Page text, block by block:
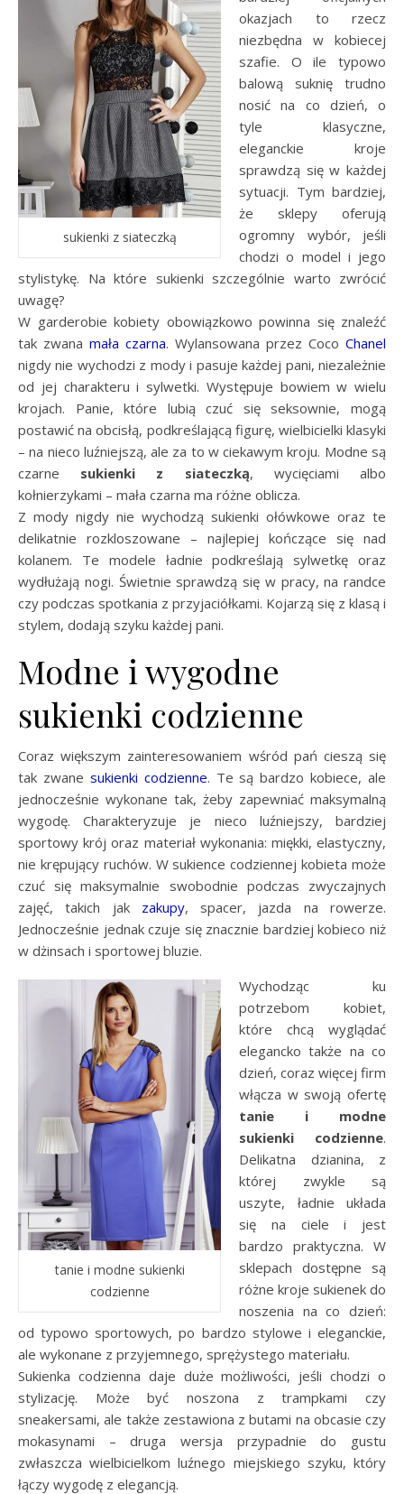
sukienki z siateczką
okazjach to rzecz
niezbędna w kobiecej
szafie. O ile typowo
balową suknię trudno
nosić na co dzień, o
tyle klasyczne,
eleganckie kroje
sprawdzą się w każdej
sytuacji. Tym bardziej,
że sklepy oferują
ogromny wybór, jeśli
chodzi o model i jego
stylistykę. Na które sukienki szczególnie warto zwrócić
uwagę?
W garderobie kobiety obowiązkowo powinna się znaleźć
tak zwana mała czarna. Wylansowana przez Coco Chanel
nigdy nie wychodzi z mody i pasuje każdej pani, niezależnie
od jej charakteru i sylwetki. Występuje bowiem w wielu
krojach. Panie, które lubią czuć się seksownie, mogą
postawić na obcisłą, podkreślającą figurę, wielbicielki klasyki
– na nieco luźniejszą, ale za to w ciekawym kroju. Modne są
czarne sukienki z siateczką, wycięciami albo
kołnierzykami – mała czarna ma różne oblicza.
Z mody nigdy nie wychodzą sukienki ołówkowe oraz te
delikatnie rozkloszowane – najlepiej kończące się nad
kolanem. Te modele ładnie podkreślają sylwetkę oraz
wydłużają nogi. Świetnie sprawdzą się w pracy, na randce
czy podczas spotkania z przyjaciółkami. Kojarzą się z klasą i
stylem, dodają szyku każdej pani.
Modne i wygodne
sukienki codzienne
Coraz większym zainteresowaniem wśród pań cieszą się
tak zwane sukienki codzienne. Te są bardzo kobiece, ale
jednocześnie wykonane tak, żeby zapewniać maksymalną
wygodę. Charakteryzuje je nieco luźniejszy, bardziej
sportowy krój oraz materiał wykonania: miękki, elastyczny,
nie krępujący ruchów. W sukience codziennej kobieta może
czuć się maksymalnie swobodnie podczas zwyczajnych
zajęć, takich jak zakupy, spacer, jazda na rowerze.
Jednocześnie jednak czuje się znacznie bardziej kobieco niż
w dżinsach i sportowej bluzie.
tanie i modne sukienki
codzienne
Wychodząc ku
potrzebom kobiet,
które chcą wyglądać
elegancko także na co
dzień, coraz więcej firm
włącza w swoją ofertę
tanie i modne
sukienki codzienne.
Delikatna dzianina, z
której zwykle są
uszyte, ładnie układa
się na ciele i jest
bardzo praktyczna. W
sklepach dostępne są
różne kroje sukienek do
noszenia na co dzień:
od typowo sportowych, po bardzo stylowe i eleganckie,
ale wykonane z przyjemnego, sprężystego materiału.
Sukienka codzienna daje duże możliwości, jeśli chodzi o
stylizację. Może być noszona z trampkami czy
sneakersami, ale także zestawiona z butami na obcasie czy
mokasynami – druga wersja przypadnie do gustu
zwłaszcza wielbicielkom luźnego miejskiego szyku, który
łączy wygodę z elegancją.